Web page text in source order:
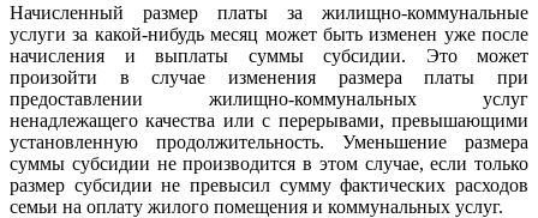
Начисленный размер платы за жилищно-коммунальные
услуги за какой-нибудь месяц может быть изменен уже после
начисления и выплаты суммы субсидии. Это может
произойти в случае изменения размера платы при
предоставлении жилищно-коммунальных услуг
ненадлежащего качества или с перерывами, превышающими
установленную продолжительность. Уменьшение размера
суммы субсидии не производится в этом случае, если только
размер субсидии не превысил сумму фактических расходов
семьи на оплату жилого помещения и коммунальных услуг.